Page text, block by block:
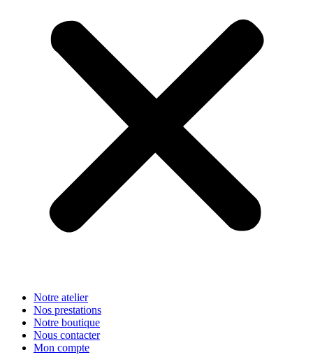
Notre atelier
Nos prestations
Notre boutique
Nous contacter
Mon compte